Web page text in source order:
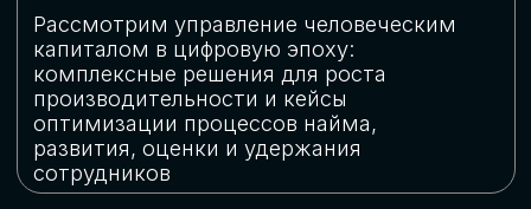
СКАЧАТЬ
ПРОГРАММУ
КОНФЕРЕНЦИИ
Оставьте заявку, мы направим вам
программу конференции